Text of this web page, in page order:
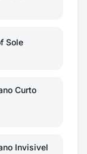
Sole
Curto
Invisivel